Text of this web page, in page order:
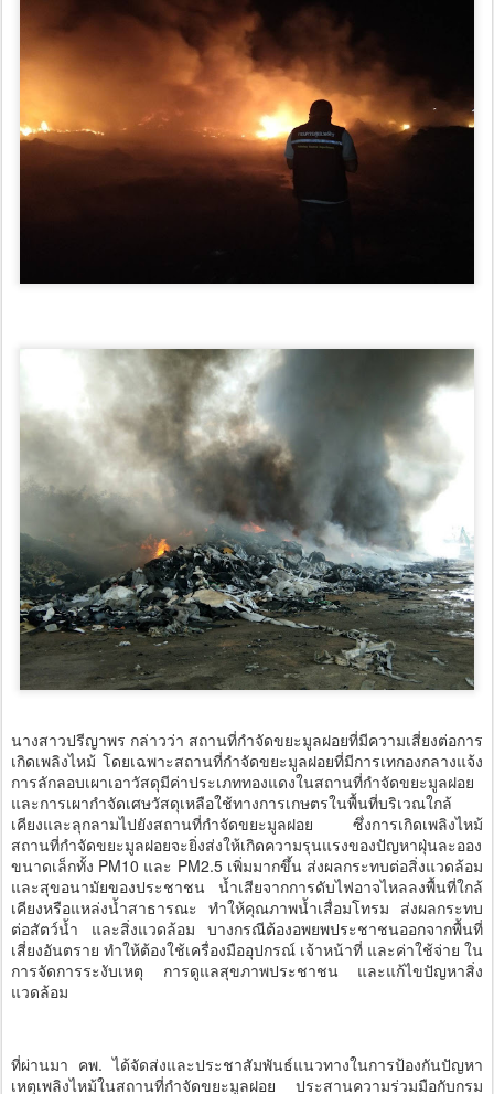
นางสาวปรีญาพร กล่าวว่า สถานที่กำจัดขยะมูลฝอยที่มีความเสี่ยงต่อการ
เกิดเพลิงไหม้ โดยเฉพาะสถานที่กำจัดขยะมูลฝอยที่มีการเทกองกลางแจ้ง
การลักลอบเผาเอาวัสดุมีค่าประเภททองแดงในสถานที่กำจัดขยะมูลฝอย
และการเผากำจัดเศษวัสดุเหลือใช้ทางการเกษตรในพื้นที่บริเวณใกล้
เคียงและลุกลามไปยังสถานที่กำจัดขยะมูลฝอย ซึ่งการเกิดเพลิงไหม้
สถานที่กำจัดขยะมูลฝอยจะยิ่งส่งให้เกิดความรุนแรงของปัญหาฝุ่นละออง
ขนาดเล็กทั้ง PM10 และ PM2.5 เพิ่มมากขึ้น ส่งผลกระทบต่อสิ่งแวดล้อม
และสุขอนามัยของประชาชน น้ำเสียจากการดับไฟอาจไหลลงพื้นที่ใกล้
เคียงหรือแหล่งน้ำสาธารณะ ทำให้คุณภาพน้ำเสื่อมโทรม ส่งผลกระทบ
ต่อสัตว์น้ำ และสิ่งแวดล้อม บางกรณีต้องอพยพประชาชนออกจากพื้นที่
เสี่ยงอันตราย ทำให้ต้องใช้เครื่องมืออุปกรณ์ เจ้าหน้าที่ และค่าใช้จ่าย ใน
การจัดการระงับเหตุ การดูแลสุขภาพประชาชน และแก้ไขปัญหาสิ่ง
แวดล้อม
ที่ผ่านมา คพ. ได้จัดส่งและประชาสัมพันธ์แนวทางในการป้องกันปัญหา
เหตุเพลิงไหม้ในสถานที่กำจัดขยะมูลฝอย ประสานความร่วมมือกับกรม